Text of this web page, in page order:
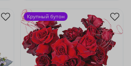
Крупный бутон